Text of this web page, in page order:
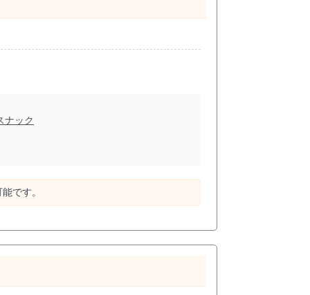
ナック
です。